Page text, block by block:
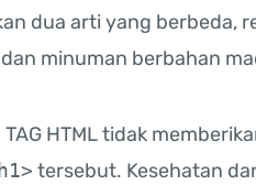
dua arti yang berbeda,
minuman berbahan
TAG HTML tidak
tersebut. Kesehatan